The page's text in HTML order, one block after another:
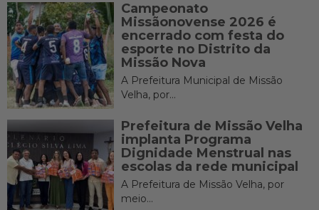
Campeonato
Missãonovense 2026 é
encerrado com festa do
esporte no Distrito da
Missão Nova
A Prefeitura Municipal de Missão
Velha, por...
Prefeitura de Missão Velha
implanta Programa
Dignidade Menstrual nas
escolas da rede municipal
A Prefeitura de Missão Velha, por
meio...